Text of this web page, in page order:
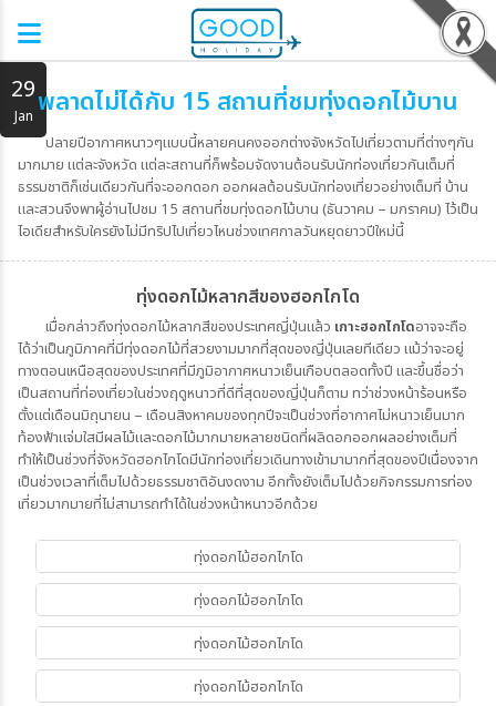
29
Jan
ญี่ปุ่น
พลาดไม่ได้กับ 15 สถานที่ชมทุ่งดอกไม้บาน
ปลายปีอากาศหนาวๆแบบนี้หลายคนคงออกต่างจังหวัดไปเที่ยวตามที่ต่างๆกัน
มากมาย แต่ละจังหวัด แต่ละสถานที่ก็พร้อมจัดงานต้อนรับนักท่องเที่ยวกันเต็มที่
ธรรมชาติก็เช่นเดียวกันที่จะออกดอก ออกผลต้อนรับนักท่องเที่ยวอย่างเต็มที่ บ้าน
และสวนจึงพาผู้อ่านไปชม 15 สถานที่ชมทุ่งดอกไม้บาน (ธันวาคม – มกราคม) ไว้เป็น
ไอเดียสำหรับใครยังไม่มีทริปไปเที่ยวไหนช่วงเทศกาลวันหยุดยาวปีใหม่นี้
ทุ่งดอกไม้หลากสีของฮอกไกโด
เมื่อกล่าวถึงทุ่งดอกไม้หลากสีของประเทศญี่ปุ่นแล้ว เกาะฮอกไกโดอาจจะถือ
ได้ว่าเป็นภูมิภาคที่มีทุ่งดอกไม้ที่สวยงามมากที่สุดของญี่ปุ่นเลยทีเดียว แม้ว่าจะอยู่
ทางตอนเหนือสุดของประเทศที่มีภูมิอากาศหนาวเย็นเกือบตลอดทั้งปี และขึ้นชื่อว่า
เป็นสถานที่ท่องเที่ยวในช่วงฤดูหนาวที่ดีที่สุดของญี่ปุ่นก็ตาม ทว่าช่วงหน้าร้อนหรือ
ตั้งแต่เดือนมิถุนายน – เดือนสิงหาคมของทุกปีจะเป็นช่วงที่อากาศไม่หนาวเย็นมาก
ท้องฟ้าแจ่มใสมีผลไม้และดอกไม้มากมายหลายชนิดที่ผลิดอกออกผลอย่างเต็มที่
ทำให้เป็นช่วงที่จังหวัดฮอกไกโดมีนักท่องเที่ยวเดินทางเข้ามามากที่สุดของปีเนื่องจาก
เป็นช่วงเวลาที่เต็มไปด้วยธรรมชาติอันงดงาม อีกทั้งยังเต็มไปด้วยกิจกรรมการท่อง
เที่ยวมากมายที่ไม่สามารถทำได้ในช่วงหน้าหนาวอีกด้วย
ทุ่งดอกไม้ฮอกไกโด
ทุ่งดอกไม้ฮอกไกโด
ทุ่งดอกไม้ฮอกไกโด
ทุ่งดอกไม้ฮอกไกโด